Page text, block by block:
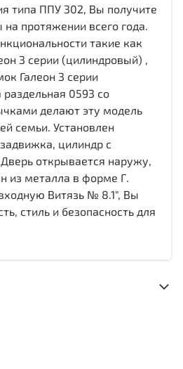
типа ППУ 302, Вы получите
протяжении всего года.
такие как
3 серии (цилиндровый) ,
Галеон 3 серии
0593 со
делают эту модель
семьи. Установлен
цилиндр с
открывается наружу,
из металла в форме Г.
Витязь № 8.1", Вы
стиль и безопасность для